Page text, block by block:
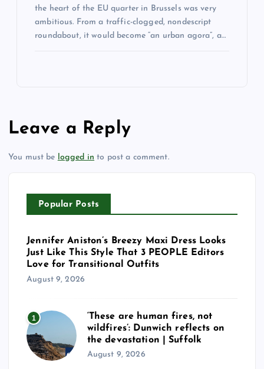
the heart of the EU quarter in Brussels was very
ambitious. From a traffic-clogged, nondescript
roundabout, it would become “an urban agora”, a…
Leave a Reply
You must be logged in to post a comment.
Popular Posts
Jennifer Aniston’s Breezy Maxi Dress Looks
Just Like This Style That 3 PEOPLE Editors
Love for Transitional Outfits
August 9, 2026
1
‘These are human fires, not
wildfires’: Dunwich reflects on
the devastation | Suffolk
August 9, 2026